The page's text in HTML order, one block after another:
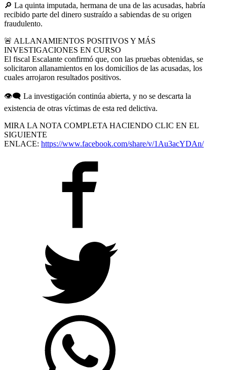
🔎 La quinta imputada, hermana de una de las acusadas, habría
recibido parte del dinero sustraído a sabiendas de su origen
fraudulento.
🚨 ALLANAMIENTOS POSITIVOS Y MÁS
INVESTIGACIONES EN CURSO
El fiscal Escalante confirmó que, con las pruebas obtenidas, se
solicitaron allanamientos en los domicilios de las acusadas, los
cuales arrojaron resultados positivos.
👁‍🗨 La investigación continúa abierta, y no se descarta la
existencia de otras víctimas de esta red delictiva.
MIRA LA NOTA COMPLETA HACIENDO CLIC EN EL
SIGUIENTE
ENLACE: https://www.facebook.com/share/v/1Au3acYDAn/